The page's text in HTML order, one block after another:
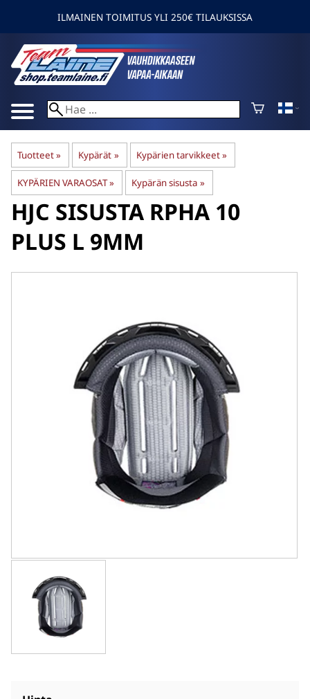
ILMAINEN TOIMITUS YLI 250€ TILAUKSISSA
Tuotteet‪» Kypärät ‪» Kypärien tarvikkeet‪»
KYPÄRIEN VARAOSAT‪» Kypärän sisusta ‪»
HJC SISUSTA RPHA 10
PLUS L 9MM